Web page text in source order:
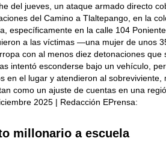
del jueves, un ataque armado directo
del Camino a Tlaltepango, en la
específicamente en la calle 104
a las víctimas —una mujer de unos
con al menos diez detonaciones
intentó esconderse bajo un vehículo,
en el lugar y atendieron al
como un ajuste de cuentas en una
2025 | Redacción EPrensa:
millonario a escuela